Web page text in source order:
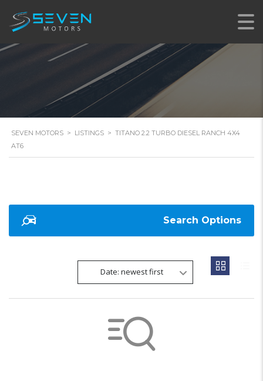
AT6
SEVEN MOTORS > LISTINGS > TITANO 2.2 TURBO DIESEL RANCH 4X4
AT6
Search Options
Date: newest first